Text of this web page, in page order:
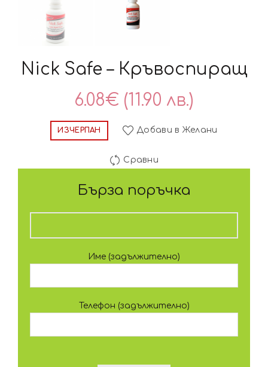
Nick Safe – Кръвоспиращ
6.08€ (11.90 лв.)
ИЗЧЕРПАН Добави в Желани
Сравни
Бърза поръчка
Име (задължително)
Телефон (задължително)